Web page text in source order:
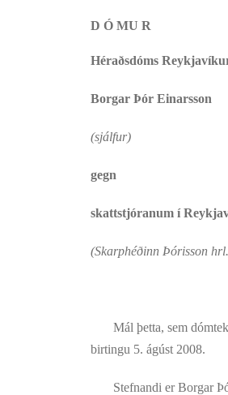
D Ó MU R
Héraðsdóms
Borgar Þór Einarsson
(sjálfur)
gegn
skattstjóranum í
(Skarphéðinn Þórisson
Mál þetta, sem
birtingu 5. ágúst 2008.
Stefnandi er Borgar Þór